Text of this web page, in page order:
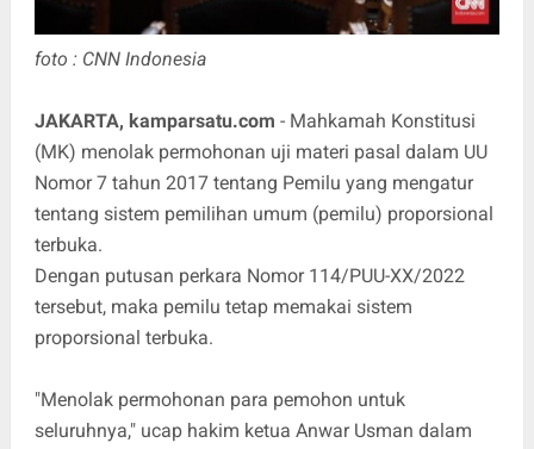
foto : CNN Indonesia
JAKARTA, kamparsatu.com - Mahkamah Konstitusi
(MK) menolak permohonan uji materi pasal dalam UU
Nomor 7 tahun 2017 tentang Pemilu yang mengatur
tentang sistem pemilihan umum (pemilu) proporsional
terbuka.
Dengan putusan perkara Nomor 114/PUU-XX/2022
tersebut, maka pemilu tetap memakai sistem
proporsional terbuka.
"Menolak permohonan para pemohon untuk
seluruhnya," ucap hakim ketua Anwar Usman dalam